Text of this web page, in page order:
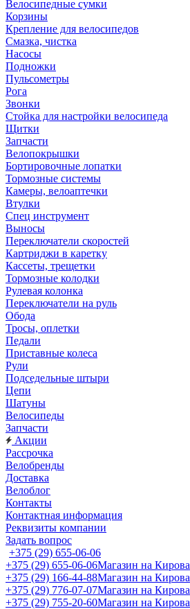
Велосипедные сумки
Корзины
Крепление для велосипедов
Смазка, чистка
Насосы
Подножки
Пульсометры
Рога
Звонки
Стойка для настройки велосипеда
Щитки
Запчасти
Велопокрышки
Бортировочные лопатки
Тормозные системы
Камеры, велоаптечки
Втулки
Спец инструмент
Выносы
Переключатели скоростей
Картриджи в каретку
Кассеты, трещетки
Тормозные колодки
Рулевая колонка
Переключатели на руль
Обода
Тросы, оплетки
Педали
Приставные колеса
Рули
Подседельные штыри
Цепи
Шатуны
Велосипеды
Запчасти
Акции
Рассрочка
Велобренды
Доставка
Велоблог
Контакты
Контактная информация
Реквизиты компании
Задать вопрос
+375 (29) 655-06-06
+375 (29) 655-06-06Магазин на Кирова
+375 (29) 166-44-88Магазин на Кирова
+375 (29) 776-07-07Магазин на Кирова
+375 (29) 755-20-60Магазин на Кирова